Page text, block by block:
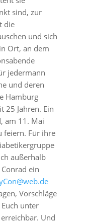
sind, zur
die
und sich
Ort, an dem
jedermann
und deren
Hamburg
25 Jahren. Ein
am 11. Mai
feiern. Für ihre
außerhalb
ein
Vorschläge
unter
Und